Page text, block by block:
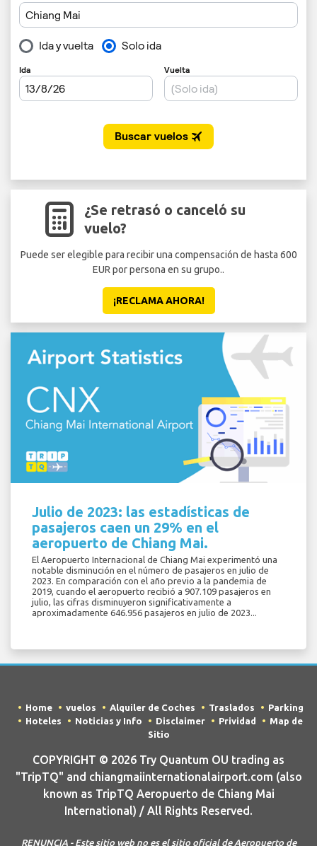
¿Se retrasó o canceló su
vuelo?
Puede ser elegible para recibir una compensación de hasta 600
EUR por persona en su grupo..
¡RECLAMA AHORA!
Julio de 2023: las estadísticas de
pasajeros caen un 29% en el
aeropuerto de Chiang Mai.
El Aeropuerto Internacional de Chiang Mai experimentó una
notable disminución en el número de pasajeros en julio de
2023. En comparación con el año previo a la pandemia de
2019, cuando el aeropuerto recibió a 907.109 pasajeros en
julio, las cifras disminuyeron significativamente a
aproximadamente 646.956 pasajeros en julio de 2023...
Home vuelos Alquiler de Coches Traslados
Parking
Hoteles
Noticias y Info Disclaimer Prividad
Map de
Sitio
COPYRIGHT © 2026 Try Quantum OU trading as
"TripTQ" and chiangmaiinternationalairport.com (also
known as TripTQ Aeropuerto de Chiang Mai
International) / All Rights Reserved.
RENUNCIA - Este sitio web no es el sitio oficial de Aeropuerto de